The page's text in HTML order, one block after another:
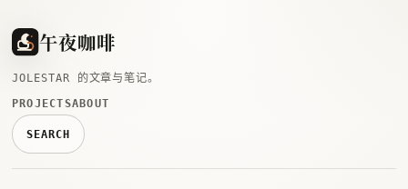
午夜咖啡
JOLESTAR 的文章与笔记。
PROJECTSABOUT
SEARCH